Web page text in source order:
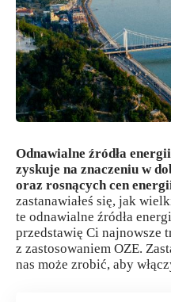
Odnawialne źródła
zyskuje na znaczeniu w
oraz rosnących cen
zastanawiałeś się, jak
te odnawialne źródła
przedstawię Ci najnowsze
z zastosowaniem OZE.
nas może zrobić, aby